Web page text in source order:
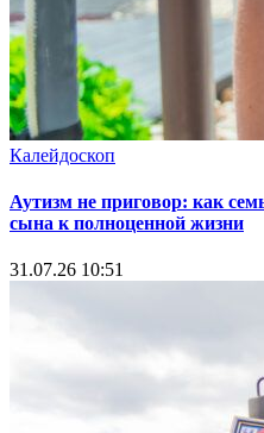
Калейдоскоп
Аутизм не приговор: как
сына к полноценной жизни
31.07.26 10:51